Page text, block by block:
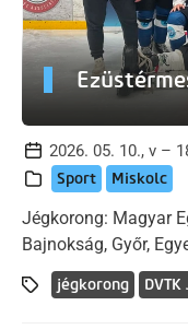
2026. 05. 10., v –
Sport Miskolc
Jégkorong: Magyar
Bajnokság, Győr,
jégkorong